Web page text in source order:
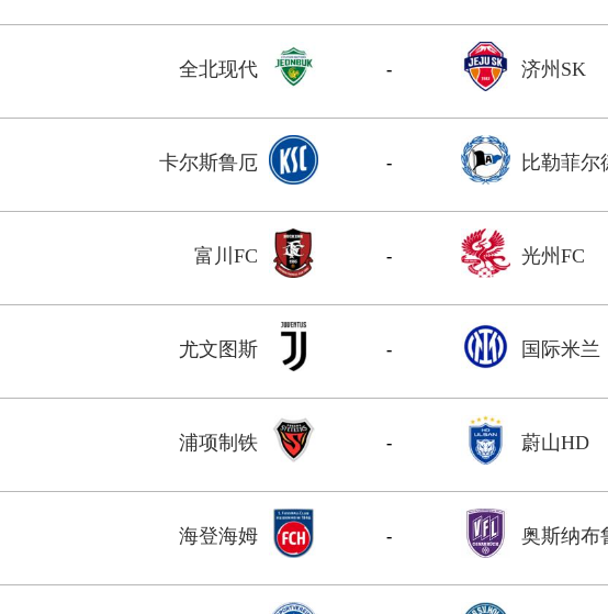
全北现代 - 济州SK
卡尔斯鲁厄 - 比勒菲尔
富川FC - 光州FC
尤文图斯 - 国际米兰
浦项制铁 - 蔚山HD
海登海姆 - 奥斯纳布